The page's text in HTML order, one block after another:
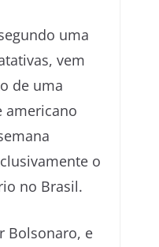
uma
vem
de uma
americano
o
no Brasil.
Bolsonaro, e